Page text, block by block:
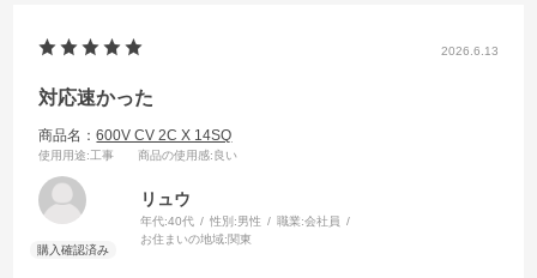
2026.6.13
対応速かった
商品名：600V CV 2C X 14SQ
使用用途:工事 商品の使用感:良い
リュウ
年代:40代 性別:男性 職業:会社員
お住まいの地域:関東